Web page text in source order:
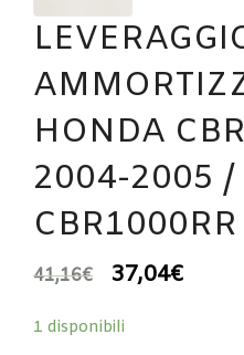
HONDA
2004-2005 /
CBR1000RR
41,16€ 37,04€
1 disponibili